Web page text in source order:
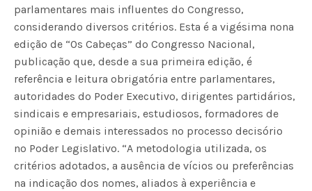
parlamentares mais influentes do Congresso,
considerando diversos critérios. Esta é a vigésima nona
edição de “Os Cabeças” do Congresso Nacional,
publicação que, desde a sua primeira edição, é
referência e leitura obrigatória entre parlamentares,
autoridades do Poder Executivo, dirigentes partidários,
sindicais e empresariais, estudiosos, formadores de
opinião e demais interessados no processo decisório
no Poder Legislativo. “A metodologia utilizada, os
critérios adotados, a ausência de vícios ou preferências
na indicação dos nomes, aliados à experiência e